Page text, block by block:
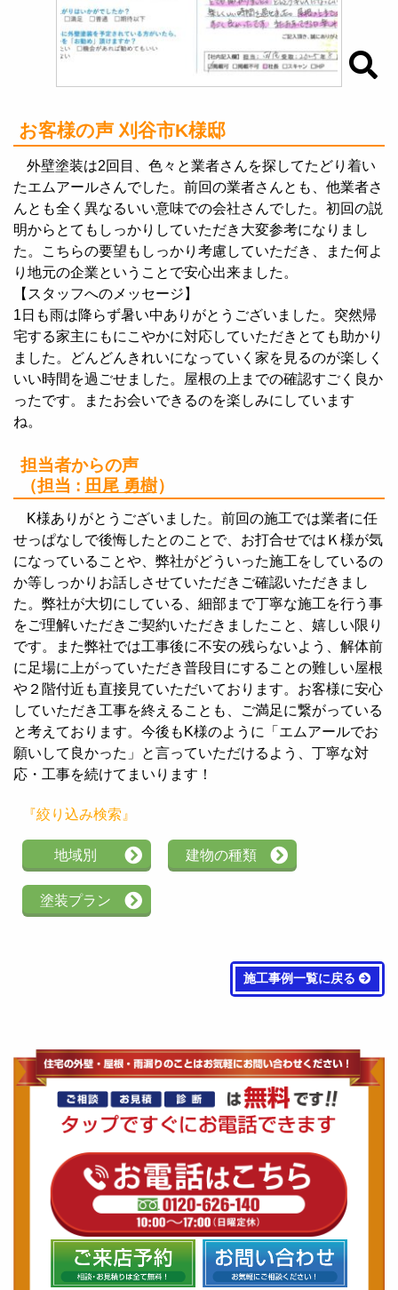
お客様の声 刈谷市K様邸
外壁塗装は2回目、色々と業者さんを探してたどり着い
たエムアールさんでした。前回の業者さんとも、他業者さ
んとも全く異なるいい意味での会社さんでした。初回の説
明からとてもしっかりしていただき大変参考になりまし
た。こちらの要望もしっかり考慮していただき、また何よ
り地元の企業ということで安心出来ました。
【スタッフへのメッセージ】
1日も雨は降らず暑い中ありがとうございました。突然帰
宅する家主にもにこやかに対応していただきとても助かり
ました。どんどんきれいになっていく家を見るのが楽しく
いい時間を過ごせました。屋根の上までの確認すごく良か
ったです。またお会いできるのを楽しみにしています
ね。
担当者からの声
（担当 : 田尾 勇樹）
K様ありがとうございました。前回の施工では業者に任
せっぱなしで後悔したとのことで、お打合せではＫ様が気
になっていることや、弊社がどういった施工をしているの
か等しっかりお話しさせていただきご確認いただきまし
た。弊社が大切にしている、細部まで丁寧な施工を行う事
をご理解いただきご契約いただきましたこと、嬉しい限り
です。また弊社では工事後に不安の残らないよう、解体前
に足場に上がっていただき普段目にすることの難しい屋根
や２階付近も直接見ていただいております。お客様に安心
していただき工事を終えることも、ご満足に繋がっている
と考えております。今後もK様のように「エムアールでお
願いして良かった」と言っていただけるよう、丁寧な対
応・工事を続けてまいります！
『絞り込み検索』
地域別 建物の種類
塗装プラン
施工事例一覧に戻る